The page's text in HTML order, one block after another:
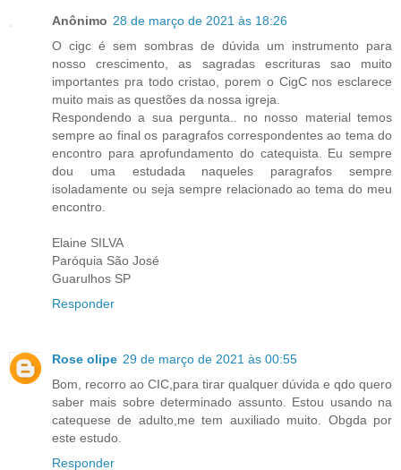
Anônimo 28 de março de 2021 às 18:26
O cigc é sem sombras de dúvida um instrumento para
nosso crescimento, as sagradas escrituras sao muito
importantes pra todo cristao, porem o CigC nos esclarece
muito mais as questões da nossa igreja.
Respondendo a sua pergunta.. no nosso material temos
sempre ao final os paragrafos correspondentes ao tema do
encontro para aprofundamento do catequista. Eu sempre
dou uma estudada naqueles paragrafos sempre
isoladamente ou seja sempre relacionado ao tema do meu
encontro.
Elaine SILVA
Paróquia São José
Guarulhos SP
Responder
Rose olipe 29 de março de 2021 às 00:55
Bom, recorro ao CIC,para tirar qualquer dúvida e qdo quero
saber mais sobre determinado assunto. Estou usando na
catequese de adulto,me tem auxiliado muito. Obgda por
este estudo.
Responder